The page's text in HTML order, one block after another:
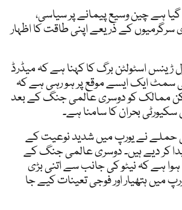
ہے چین وسیع پیمانے پر سیاسی،
کے ذریعے اپنی طاقت کا اظہار
ڑینس اسٹولٹن برگ کا کہنا ہے کہ میڈرڈ
کی سمٹ ایک ایسے موقع پر ہو رہی ہے کہ
ممالک کو دوسری عالمی جنگ کے بعد
بحران کا سامنا ہے۔
حملے نے یورپ میں شدید نوعیت کے
کر دیے ہیں۔ دوسری عالمی جنگ کے
ہوا ہے کہ نیٹو کی جانب سے اتنی بڑی
میں ہتھیار اور فوجی تعینات کیے جا